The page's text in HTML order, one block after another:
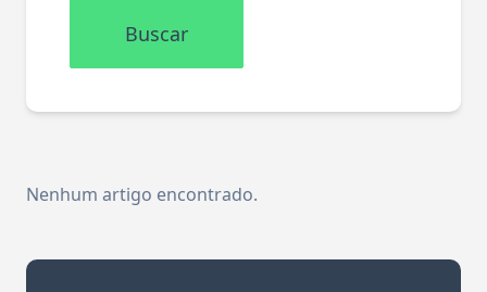
Buscar
Nenhum artigo encontrado.